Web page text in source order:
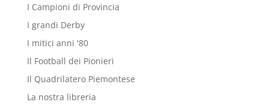
I Campioni di Provincia
I grandi Derby
I mitici anni '80
Il Football dei Pionieri
Il Quadrilatero Piemontese
La nostra libreria